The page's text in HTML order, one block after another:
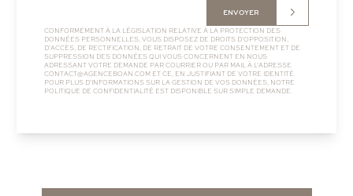
ENVOYER
CONFORMÉMENT À LA LÉGISLATION RELATIVE À LA PROTECTION DES
DONNÉES PERSONNELLES, VOUS DISPOSEZ DE DROITS D’OPPOSITION,
D’ACCÈS, DE RECTIFICATION, DE RETRAIT DE VOTRE CONSENTEMENT ET DE
SUPPRESSION DES DONNÉES QUI VOUS CONCERNENT EN NOUS
ADRESSANT VOTRE DEMANDE PAR COURRIER OU PAR MAIL À L’ADRESSE
CONTACT@AGENCEBOAN.COM ET CE, EN JUSTIFIANT DE VOTRE IDENTITÉ.
POUR PLUS D’INFORMATIONS SUR LA GESTION DE VOS DONNÉES, NOTRE
POLITIQUE DE CONFIDENTIALITÉ EST DISPONIBLE SUR SIMPLE DEMANDE.